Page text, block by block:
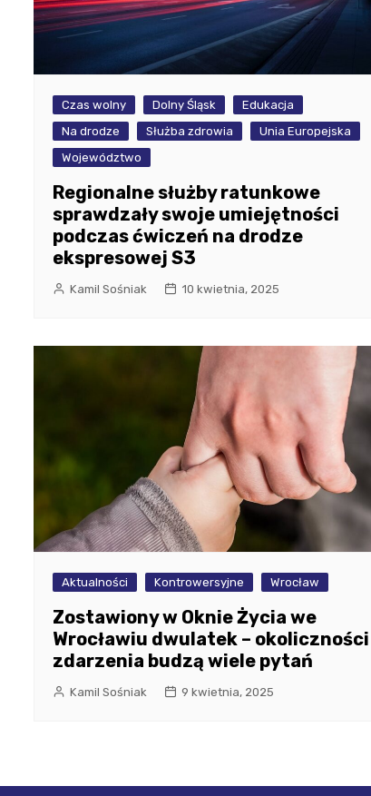
Czas wolny Dolny Śląsk
Edukacja
Na drodze
Służba zdrowia
Unia Europejska
Województwo
Regionalne służby ratunkowe
sprawdzały swoje umiejętności
podczas ćwiczeń na drodze
ekspresowej S3
Kamil Sośniak 10 kwietnia, 2025
Aktualności Kontrowersyjne Wrocław
Zostawiony w Oknie Życia we
Wrocławiu dwulatek – okoliczności
zdarzenia budzą wiele pytań
Kamil Sośniak 9 kwietnia, 2025